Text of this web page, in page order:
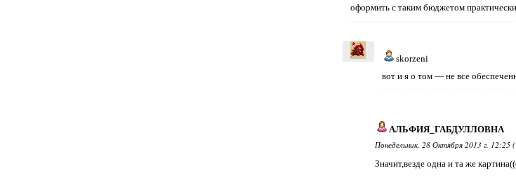
оформить с таким бюджетом
skorzeni
вот и я о том — не все
АЛЬФИЯ_ГАБДУЛЛОВНА
Понедельник, 28 Октября 2013 г. 12:25 (
Значит,везде одна и та же